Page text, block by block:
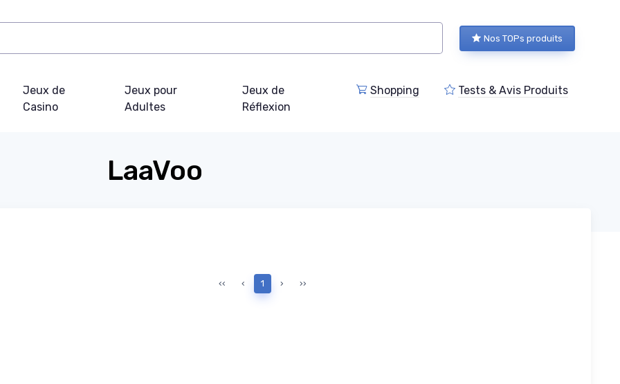
Nos TOPs produits
Jeux de
Casino
Jeux pour
Adultes
Jeux de
Réflexion
Shopping Tests & Avis Produits
LaaVoo
‹‹ ‹ 1 › ››